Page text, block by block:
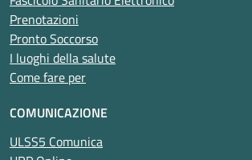
Prenotazioni
Pronto Soccorso
I luoghi della salute
Come fare per
COMUNICAZIONE
ULSS5 Comunica